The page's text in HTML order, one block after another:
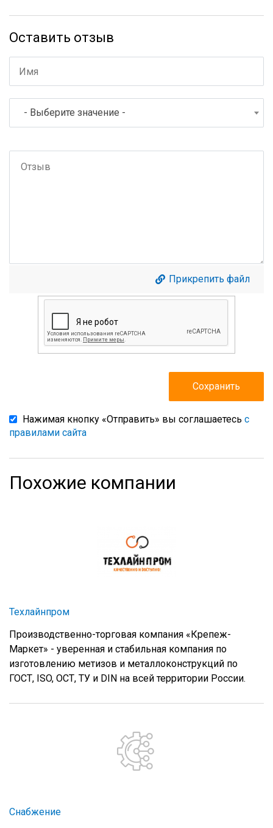
Оставить отзыв
- Выберите значение -
Прикрепить файл
Нажимая кнопку «Отправить» вы соглашаетесь с
правилами сайта
Похожие компании
Техлайнпром
Производственно-торговая компания «Крепеж-
Маркет» - уверенная и стабильная компания по
изготовлению метизов и металлоконструкций по
ГОСТ, ISO, ОСТ, ТУ и DIN на всей территории России.
Снабжение